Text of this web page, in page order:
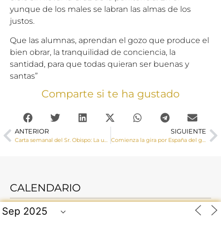
yunque de los males se labran las almas de los
justos.
Que las alumnas, aprendan el gozo que produce el
bien obrar, la tranquilidad de conciencia, la
santidad, para que todas quieran ser buenas y
santas”
Comparte si te ha gustado
ANTERIOR
Carta semanal del Sr. Obispo: La unidad de los cristianos
SIGUIENTE
Comienza la gira por España del gran musical ‘Original, el paso de Carlo’ sobre la vida del beato Carlo Acutis
CALENDARIO